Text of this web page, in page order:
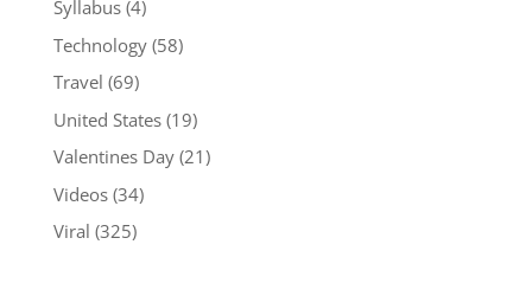
Syllabus(4)
Technology(58)
Travel (69)
United States(19)
Valentines Day(21)
Videos(34)
Viral (325)